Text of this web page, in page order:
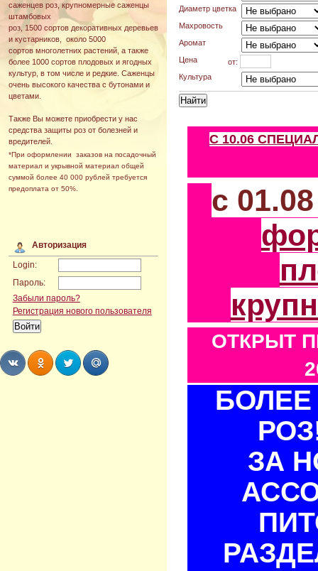
саженцев роз, крупномерные саженцы
штамбовых
роз, 1500 сортов декоративных деревьев
и кустарников, около 5000
сортов многолетних растений, а также
более 1000 сортов плодовых и ягодных
культур, в том числе и редкие. Саженцы
очень высокого качества с бутонами и
цветами.
Также Вы можете приобрести у нас
средства защиты роз от болезней и
вредителей.
*При оформлении заказов на посадочный
материал и укрывной материал общей
суммой более 40 000 рублей требуется
предоплата от 50%.
Авторизация
Login:
Пароль:
Забыли пароль?
Регистрация нового пользователя
Диаметр цветка
Махровость
Аромат
Цена
от:
Культура
С 10.06
с
ОТКРЫТ
БОЛЕЕ
ЗА